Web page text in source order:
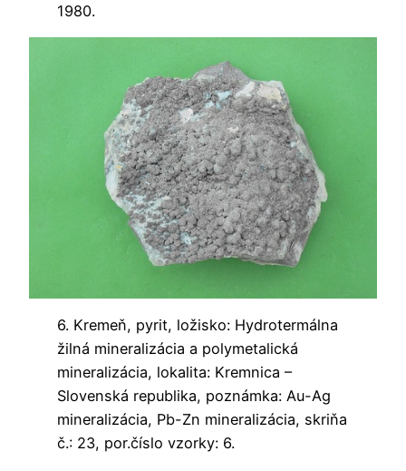
1980.
6. Kremeň, pyrit, ložisko: Hydrotermálna
žilná mineralizácia a polymetalická
mineralizácia, lokalita: Kremnica –
Slovenská republika, poznámka: Au-Ag
mineralizácia, Pb-Zn mineralizácia, skriňa
č.: 23, por.číslo vzorky: 6.